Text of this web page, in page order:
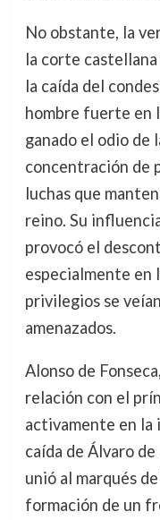
No obstante, la
la corte
la caída del
hombre fuerte en
ganado el odio de
concentración de
luchas que
reino. Su
provocó el
especialmente en
privilegios se
amenazados.
Alonso de
relación con el
activamente en la
caída de Álvaro
unió al marqués
formación de un